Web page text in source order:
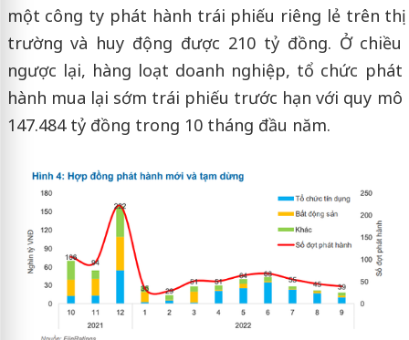
một công ty phát hành trái phiếu riêng lẻ trên thị
trường và huy động được 210 tỷ đồng. Ở chiều
ngược lại, hàng loạt doanh nghiệp, tổ chức phát
hành mua lại sớm trái phiếu trước hạn với quy mô
147.484 tỷ đồng trong 10 tháng đầu năm.